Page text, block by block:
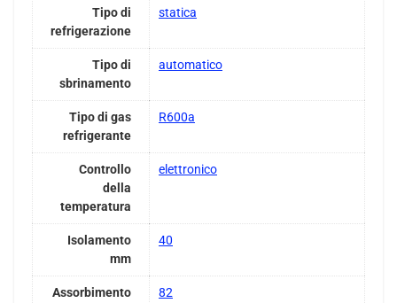
Tipo di
refrigerazione
statica
Tipo di
sbrinamento
automatico
Tipo di gas
refrigerante
R600a
Controllo
della
temperatura
elettronico
Isolamento
mm
40
Assorbimento
82